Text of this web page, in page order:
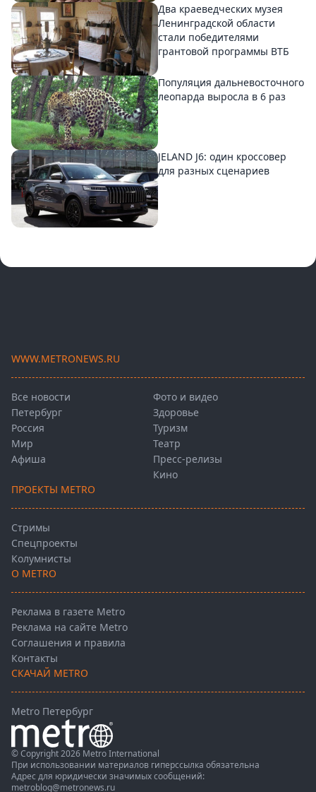
Два краеведческих музея
Ленинградской области
стали победителями
грантовой программы ВТБ
Популяция дальневосточного
леопарда выросла в 6 раз
JELAND J6: один кроссовер
для разных сценариев
WWW.METRONEWS.RU
Все новости
Петербург
Россия
Мир
Афиша
Фото и видео
Здоровье
Туризм
Театр
Пресс-релизы
Кино
ПРОЕКТЫ METRO
Стримы
Спецпроекты
Колумнисты
О METRO
Реклама в газете Metro
Реклама на сайте Metro
Соглашения и правила
Контакты
СКАЧАЙ METRO
Metro Петербург
© Copyright 2026 Metro International
При использовании материалов гиперссылка обязательна
Адрес для юридически значимых сообщений:
metroblog@metronews.ru